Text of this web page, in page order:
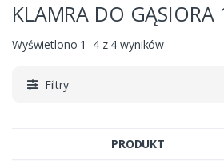
KLAMRA DO
Wyświetlono 1–4 z 4 wyników
Filtry
PRODUKT